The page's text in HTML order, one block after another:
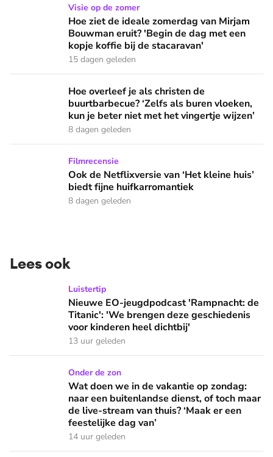
Hoe ziet de ideale zomerdag van Mirjam Bouwman eruit?
Visie op de zomer
Hoe ziet de ideale zomerdag van Mirjam
Bouwman eruit? 'Begin de dag met een
kopje koffie bij de stacaravan'
15 dagen geleden
Hoe overleef je als christen de buurtbarbecue? ‘Zelfs als
Hoe overleef je als christen de
buurtbarbecue? ‘Zelfs als buren vloeken,
kun je beter niet met het vingertje wijzen’
8 dagen geleden
Ook de Netflixversie van ‘Het kleine huis’ biedt fijne
Filmrecensie
Ook de Netflixversie van ‘Het kleine huis’
biedt fijne huifkarromantiek
8 dagen geleden
Lees ook
Nieuwe EO-jeugdpodcast 'Rampnacht: de Titanic': 'We
Luistertip
Nieuwe EO-jeugdpodcast 'Rampnacht: de
Titanic': 'We brengen deze geschiedenis
voor kinderen heel dichtbij'
13 uur geleden
Wat doen we in de vakantie op zondag: naar een
Onder de zon
Wat doen we in de vakantie op zondag:
naar een buitenlandse dienst, of toch maar
de live-stream van thuis? ‘Maak er een
feestelijke dag van’
14 uur geleden